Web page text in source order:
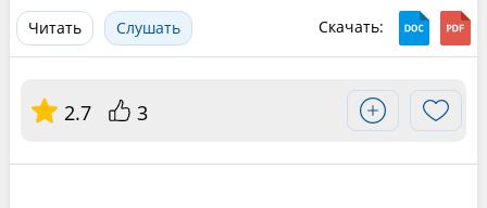
Читать Слушать Скачать:
2.7 3